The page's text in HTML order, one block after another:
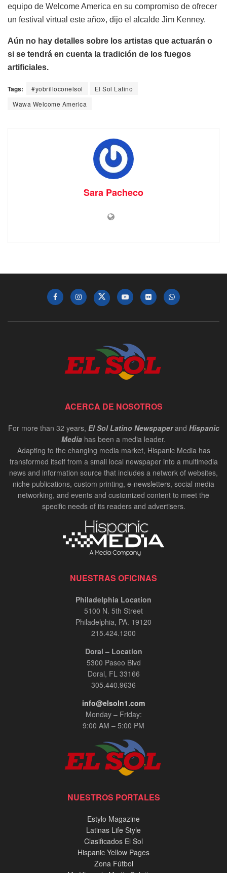
equipo de Welcome America en su compromiso de ofrecer
un festival virtual este año», dijo el alcalde Jim Kenney.
Aún no hay detalles sobre los artistas que actuarán o
si se tendrá en cuenta la tradición de los fuegos
artificiales.
Tags: #yobrilloconelsol
El Sol Latino
Wawa Welcome America
Sara Pacheco
ACERCA DE NOSOTROS
For more than 32 years, El Sol Latino Newspaperand Hispanic
Media has been a media leader.
Adapting to the changing media market, Hispanic Media has
transformed itself from a small local newspaper into a multimedia
news and information source that includes a network of websites,
niche publications, custom printing, e-newsletters, social media
networking, and events and customized content to meet the
specific needs of its readers and advertisers.
NUESTRAS OFICINAS
Philadelphia Location
5100 N. 5th Street
Philadelphia, PA. 19120
215.424.1200
Doral – Location
5300 Paseo Blvd
Doral, FL 33166
305.440.9636
info@elsoln1.com
Monday – Friday:
9:00 AM – 5:00 PM
NUESTROS PORTALES
Estylo Magazine
Latinas Life Style
Clasificados El Sol
Hispanic Yellow Pages
Zona Fútbol